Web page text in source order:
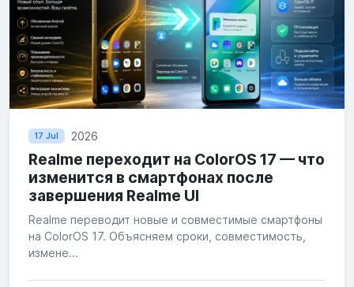
17 Jul 2026
Realme переходит на ColorOS 17 — что
изменится в смартфонах после
завершения Realme UI
Realme переводит новые и совместимые смартфоны
на ColorOS 17. Объясняем сроки, совместимость,
измене...